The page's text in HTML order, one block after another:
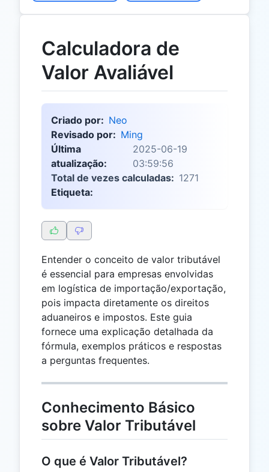
Calculadora de
Valor Avaliável
Criado por: Neo
Revisado por: Ming
Última
atualização:
2025-06-19
03:59:56
Total de vezes calculadas: 1271
Etiqueta:
Entender o conceito de valor tributável
é essencial para empresas envolvidas
em logística de importação/exportação,
pois impacta diretamente os direitos
aduaneiros e impostos. Este guia
fornece uma explicação detalhada da
fórmula, exemplos práticos e respostas
a perguntas frequentes.
Conhecimento Básico
sobre Valor Tributável
O que é Valor Tributável?